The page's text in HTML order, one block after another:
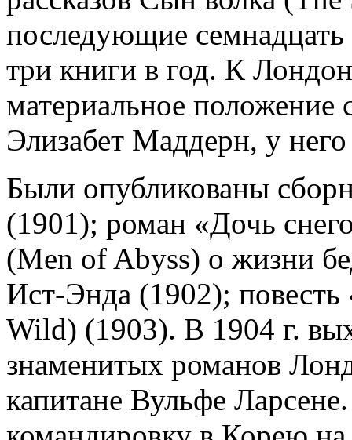
последующие
три книги в год. К
материальное положение
Элизабет Маддерн, у
Были опубликованы
(1901); роман «Дочь
(Men of Abyss) о жизни
Ист-Энда (1902);
Wild) (1903). В 1904 г.
знаменитых романов
капитане Вульфе